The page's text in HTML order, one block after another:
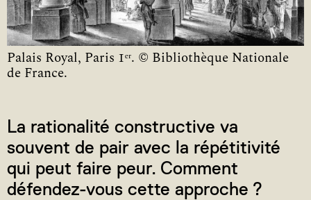
Palais Royal, Paris 1ᵉʳ. © Bibliothèque Nationale
de France.
La rationalité constructive va
souvent de pair avec la répétitivité
qui peut faire peur. Comment
défendez-vous cette approche ?